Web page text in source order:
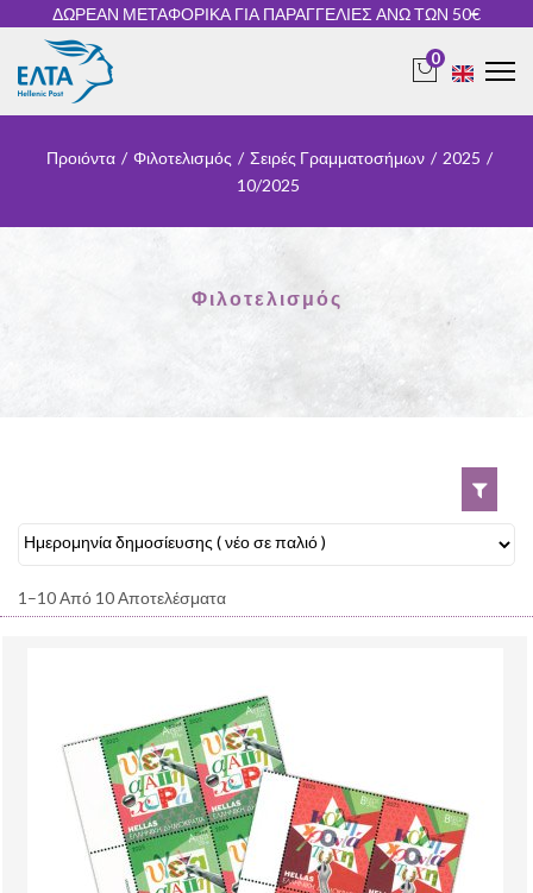
ΔΩΡΕΑΝ ΜΕΤΑΦΟΡΙΚΑ ΓΙΑ ΠΑΡΑΓΓΕΛΙΕΣ ΑΝΩ ΤΩΝ 50€
0
Προιόντα / Φιλοτελισμός / Σειρές Γραμματοσήμων / 2025 /
10/2025
Φιλοτελισμός
1–10 Από 10 Αποτελέσματα